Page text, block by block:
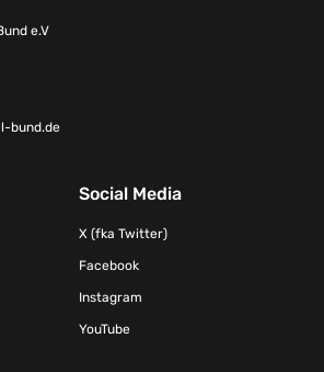
e.V
bund.de
Social Media
X (fka Twitter)
Facebook
Instagram
YouTube